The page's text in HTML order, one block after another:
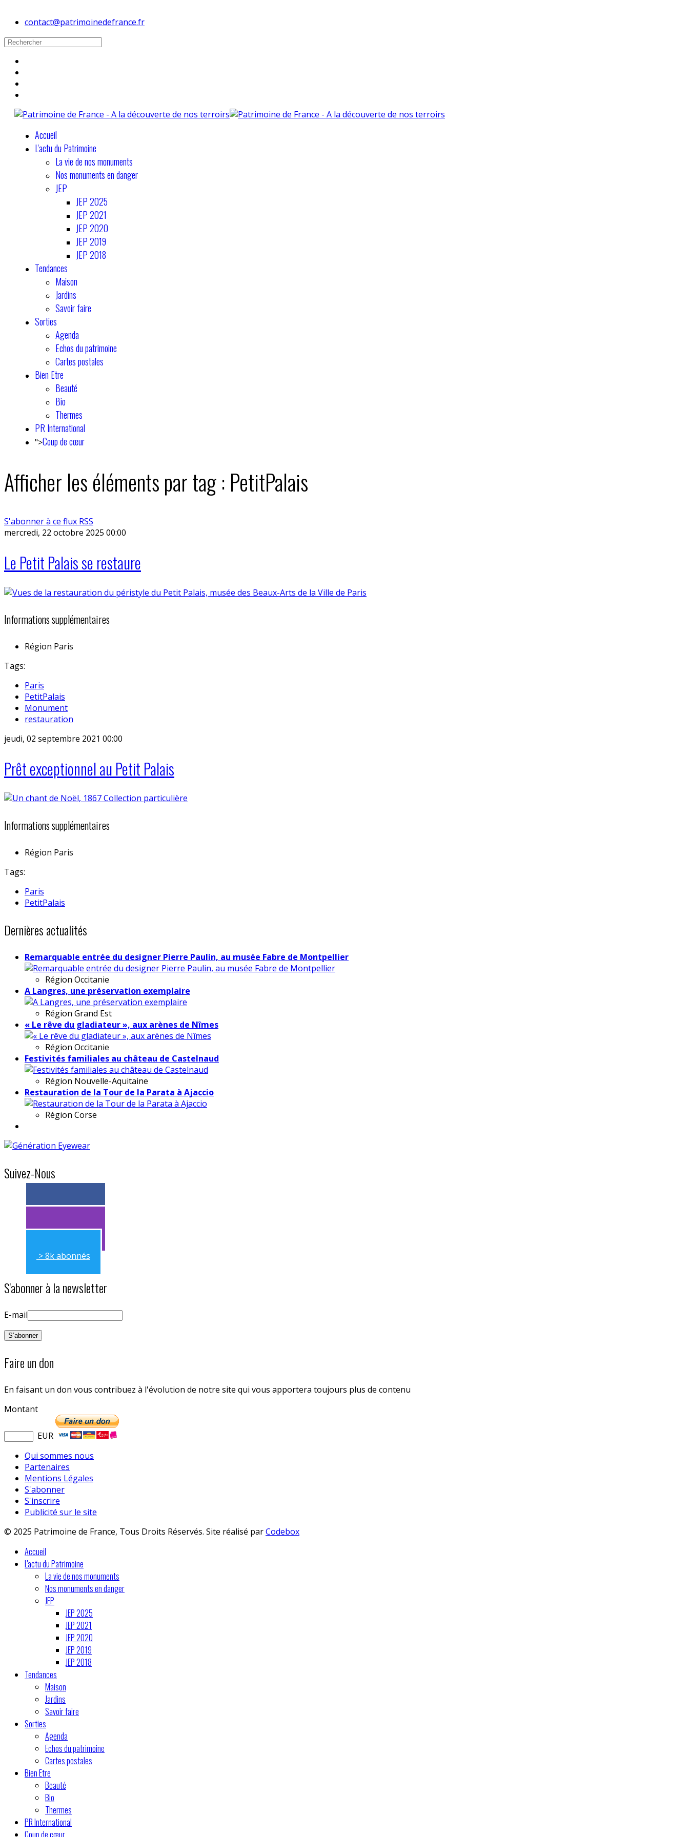
contact@patrimoinedefrance.fr
Accueil
L'actu du Patrimoine
La vie de nos monuments
Nos monuments en danger
JEP
JEP 2025
JEP 2021
JEP 2020
JEP 2019
JEP 2018
Tendances
Maison
Jardins
Savoir faire
Sorties
Agenda
Echos du patrimoine
Cartes postales
Bien Etre
Beauté
Bio
Thermes
PR International
">Coup de cœur
Afficher les éléments par tag : PetitPalais
S'abonner à ce flux RSS
mercredi, 22 octobre 2025 00:00
Le Petit Palais se restaure
Informations supplémentaires
Région Paris
Tags:
Paris
PetitPalais
Monument
restauration
jeudi, 02 septembre 2021 00:00
Prêt exceptionnel au Petit Palais
Informations supplémentaires
Région Paris
Tags:
Paris
PetitPalais
Dernières actualités
Remarquable entrée du designer Pierre Paulin, au musée Fabre de Montpellier
Région Occitanie
A Langres, une préservation exemplaire
Région Grand Est
« Le rêve du gladiateur », aux arènes de Nîmes
Région Occitanie
Festivités familiales au château de Castelnaud
Région Nouvelle-Aquitaine
Restauration de la Tour de la Parata à Ajaccio
Région Corse
Suivez-Nous
> 11k abonnés
> 11k abonnés
> 8k abonnés
S'abonner à la newsletter
E-mail
Faire un don
En faisant un don vous contribuez à l'évolution de notre site qui vous apportera toujours plus de contenu
Montant
EUR
Qui sommes nous
Partenaires
Mentions Légales
S'abonner
S'inscrire
Publicité sur le site
© 2025 Patrimoine de France, Tous Droits Réservés. Site réalisé parCodebox
Accueil
L'actu du Patrimoine
La vie de nos monuments
Nos monuments en danger
JEP
JEP 2025
JEP 2021
JEP 2020
JEP 2019
JEP 2018
Tendances
Maison
Jardins
Savoir faire
Sorties
Agenda
Echos du patrimoine
Cartes postales
Bien Etre
Beauté
Bio
Thermes
PR International
Coup de cœur